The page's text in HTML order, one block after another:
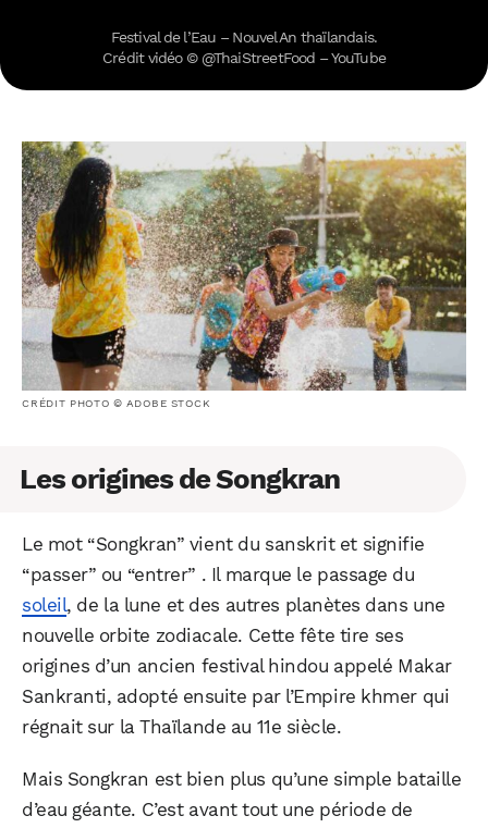
Festival de l’Eau – Nouvel An thaïlandais.
Crédit vidéo © @ThaiStreetFood – YouTube
CRÉDIT PHOTO © ADOBE STOCK
Les origines de Songkran
Le mot “Songkran” vient du sanskrit et signifie
“passer” ou “entrer” . Il marque le passage du
soleil, de la lune et des autres planètes dans une
nouvelle orbite zodiacale. Cette fête tire ses
origines d’un ancien festival hindou appelé Makar
Sankranti, adopté ensuite par l’Empire khmer qui
régnait sur la Thaïlande au 11e siècle.
Mais Songkran est bien plus qu’une simple bataille
d’eau géante. C’est avant tout une période de